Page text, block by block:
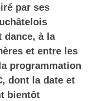
par ses
dance, à la
et entre les
programmation
dont la date et
bientôt